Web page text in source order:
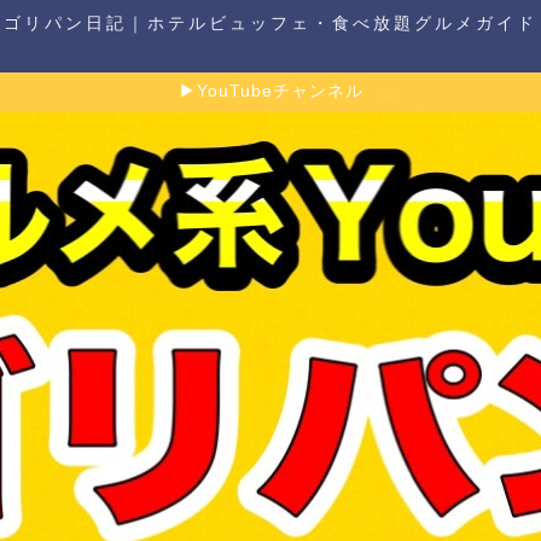
ゴリパン日記｜ホテルビュッフェ・食べ放題グルメガイド
▶YouTubeチャンネル